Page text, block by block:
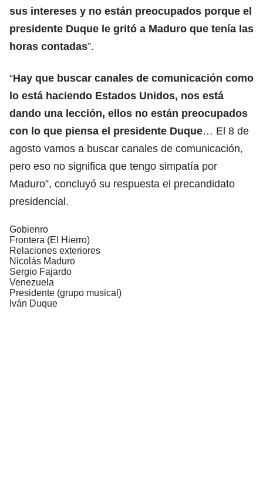
sus intereses y no están preocupados porque el
presidente Duque le gritó a Maduro que tenía las
horas contadas”.
“Hay que buscar canales de comunicación como
lo está haciendo Estados Unidos, nos está
dando una lección, ellos no están preocupados
con lo que piensa el presidente Duque… El 8 de
agosto vamos a buscar canales de comunicación,
pero eso no significa que tengo simpatía por
Maduro”, concluyó su respuesta el precandidato
presidencial.
Gobienro
Frontera (El Hierro)
Relaciones exteriores
Nicolás Maduro
Sergio Fajardo
Venezuela
Presidente (grupo musical)
Iván Duque